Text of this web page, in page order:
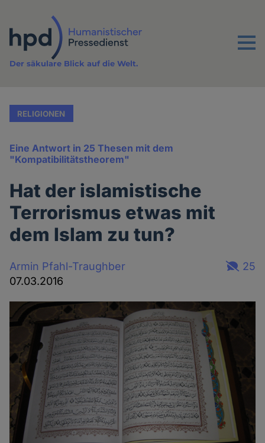
Inhalt
Menu
Der säkulare Blick auf die Welt.
RELIGIONEN
Eine Antwort in 25 Thesen mit dem
"Kompatibilitätstheorem"
Hat der islamistische
Terrorismus etwas mit
dem Islam zu tun?
Armin Pfahl-Traughber
07.03.2016
25